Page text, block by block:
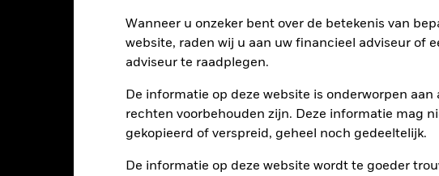
Wanneer u onzeker bent over de betekenis van
website, raden wij u aan uw financieel adviseur of
adviseur te raadplegen.
De informatie op deze website is onderworpen
rechten voorbehouden zijn. Deze informatie mag
gekopieerd of verspreid, geheel noch gedeeltelijk.
De informatie op deze website wordt te goeder
of kapitaal terug te betalen.Liquiditeitsrisico: lagere liquiditeit betekent dat er
Kerngegevens
USD 1.728.599.689 Introductiedatum